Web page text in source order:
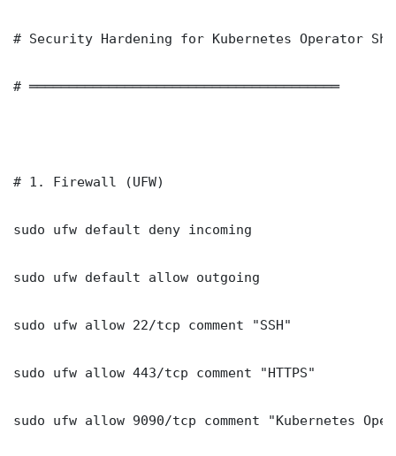
# Security Hardening for Kubernetes Operator
# ═══════════════════════════════════════
# 1. Firewall (UFW)
sudo ufw default deny incoming
sudo ufw default allow outgoing
sudo ufw allow 22/tcp comment "SSH"
sudo ufw allow 443/tcp comment "HTTPS"
sudo ufw allow 9090/tcp comment "Kubernetes